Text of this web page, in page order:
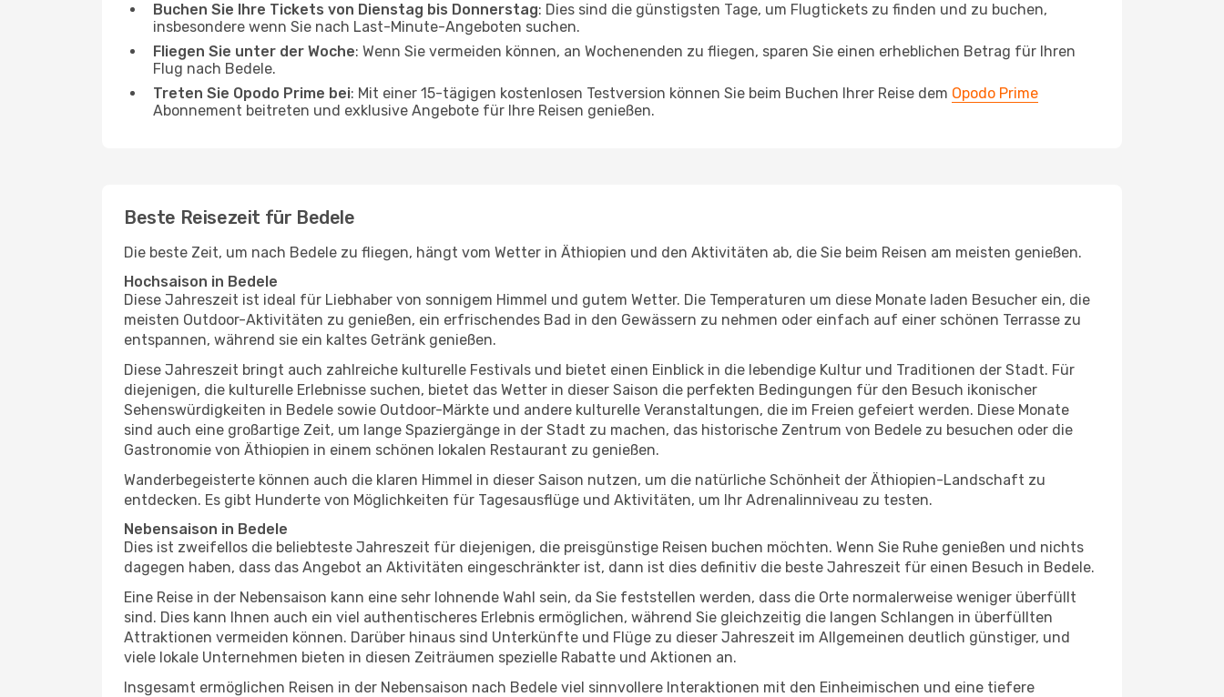
Buchen Sie Ihre Tickets von Dienstag bis Donnerstag: Dies sind die günstigsten Tage, um Flugtickets zu finden und zu buchen,
insbesondere wenn Sie nach Last-Minute-Angeboten suchen.
Fliegen Sie unter der Woche: Wenn Sie vermeiden können, an Wochenenden zu fliegen, sparen Sie einen erheblichen Betrag für Ihren
Flug nach Bedele.
Treten Sie Opodo Prime bei: Mit einer 15-tägigen kostenlosen Testversion können Sie beim Buchen Ihrer Reise dem Opodo Prime
Abonnement beitreten und exklusive Angebote für Ihre Reisen genießen.
Beste Reisezeit für Bedele
Die beste Zeit, um nach Bedele zu fliegen, hängt vom Wetter in Äthiopien und den Aktivitäten ab, die Sie beim Reisen am meisten genießen.
Hochsaison in Bedele
Diese Jahreszeit ist ideal für Liebhaber von sonnigem Himmel und gutem Wetter. Die Temperaturen um diese Monate laden Besucher ein, die
meisten Outdoor-Aktivitäten zu genießen, ein erfrischendes Bad in den Gewässern zu nehmen oder einfach auf einer schönen Terrasse zu
entspannen, während sie ein kaltes Getränk genießen.
Diese Jahreszeit bringt auch zahlreiche kulturelle Festivals und bietet einen Einblick in die lebendige Kultur und Traditionen der Stadt. Für
diejenigen, die kulturelle Erlebnisse suchen, bietet das Wetter in dieser Saison die perfekten Bedingungen für den Besuch ikonischer
Sehenswürdigkeiten in Bedele sowie Outdoor-Märkte und andere kulturelle Veranstaltungen, die im Freien gefeiert werden. Diese Monate
sind auch eine großartige Zeit, um lange Spaziergänge in der Stadt zu machen, das historische Zentrum von Bedele zu besuchen oder die
Gastronomie von Äthiopien in einem schönen lokalen Restaurant zu genießen.
Wanderbegeisterte können auch die klaren Himmel in dieser Saison nutzen, um die natürliche Schönheit der Äthiopien-Landschaft zu
entdecken. Es gibt Hunderte von Möglichkeiten für Tagesausflüge und Aktivitäten, um Ihr Adrenalinniveau zu testen.
Nebensaison in Bedele
Dies ist zweifellos die beliebteste Jahreszeit für diejenigen, die preisgünstige Reisen buchen möchten. Wenn Sie Ruhe genießen und nichts
dagegen haben, dass das Angebot an Aktivitäten eingeschränkter ist, dann ist dies definitiv die beste Jahreszeit für einen Besuch in Bedele.
Eine Reise in der Nebensaison kann eine sehr lohnende Wahl sein, da Sie feststellen werden, dass die Orte normalerweise weniger überfüllt
sind. Dies kann Ihnen auch ein viel authentischeres Erlebnis ermöglichen, während Sie gleichzeitig die langen Schlangen in überfüllten
Attraktionen vermeiden können. Darüber hinaus sind Unterkünfte und Flüge zu dieser Jahreszeit im Allgemeinen deutlich günstiger, und
viele lokale Unternehmen bieten in diesen Zeiträumen spezielle Rabatte und Aktionen an.
Insgesamt ermöglichen Reisen in der Nebensaison nach Bedele viel sinnvollere Interaktionen mit den Einheimischen und eine tiefere